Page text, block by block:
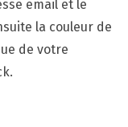
email et le
la couleur de
de votre